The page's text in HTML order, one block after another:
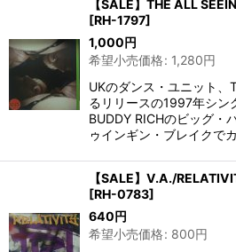
【SALE】THE ALL
[RH-1797]
1,000円
希望小売価格: 1,280円
UKのダンス・ユニット、
るリリースの1997年シン
BUDDY RICHのビッグ・
ゥインギン・ブレイクで
【SALE】V.A./
[RH-0783]
640円
希望小売価格: 800円